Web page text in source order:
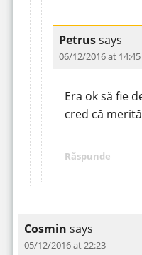
Petrussays
06/12/2016 at 14:45
Era ok să fie
cred că
Răspunde
Cosmin says
05/12/2016 at 22:23